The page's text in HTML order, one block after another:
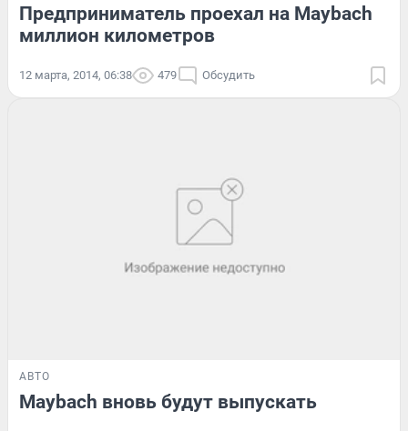
Предприниматель проехал на Maybach
миллион километров
12 марта, 2014, 06:38 479 Обсудить
АВТО
Maybach вновь будут выпускать